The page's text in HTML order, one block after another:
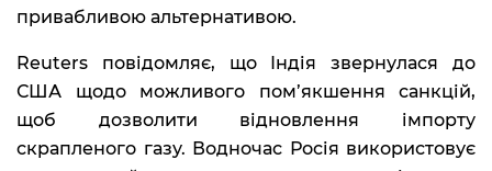
привабливою альтернативою.
Reuters повідомляє, що Індія звернулася до
США щодо можливого пом’якшення санкцій,
щоб дозволити відновлення імпорту
скрапленого газу. Водночас Росія використовує